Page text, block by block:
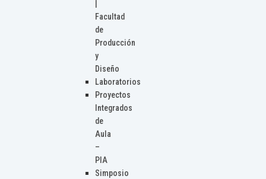
Facultad
de
Producción
y
Diseño
Laboratorios
Proyectos
Integrados
de
Aula
–
PIA
Simposio